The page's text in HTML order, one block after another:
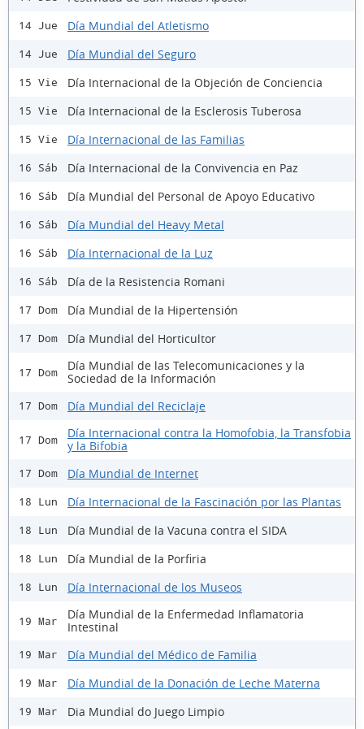
14 Jue Día Mundial del Atletismo
14 Jue Día Mundial del Seguro
15 Vie Día Internacional de la Objeción de Conciencia
15 Vie Día Internacional de la Esclerosis Tuberosa
15 Vie Día Internacional de las Familias
16 Sáb Día Internacional de la Convivencia en Paz
16 Sáb Día Mundial del Personal de Apoyo Educativo
16 Sáb Día Mundial del Heavy Metal
16 Sáb Día Internacional de la Luz
16 Sáb Día de la Resistencia Romani
17 Dom Día Mundial de la Hipertensión
17 Dom Día Mundial del Horticultor
17 Dom
Día Mundial de las Telecomunicaciones y la
Sociedad de la Información
17 Dom Día Mundial del Reciclaje
17 Dom
Día Internacional contra la Homofobia, la Transfobia
y la Bifobia
17 Dom Día Mundial de Internet
18 Lun Día Internacional de la Fascinación por las Plantas
18 Lun Día Mundial de la Vacuna contra el SIDA
18 Lun Día Mundial de la Porfiria
18 Lun Día Internacional de los Museos
19 Mar
Día Mundial de la Enfermedad Inflamatoria
Intestinal
19 Mar Día Mundial del Médico de Familia
19 Mar Día Mundial de la Donación de Leche Materna
19 Mar Dia Mundial do Juego Limpio